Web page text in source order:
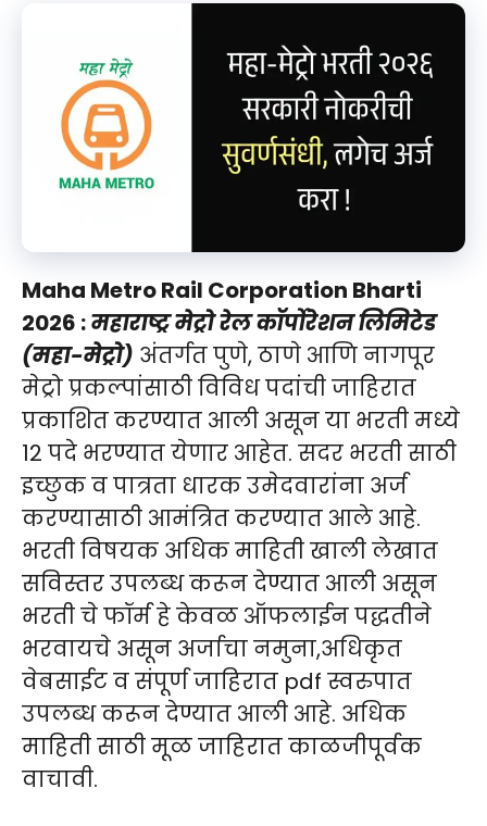
Maha Metro Rail Corporation Bharti
2026 :महाराष्ट्र मेट्रो रेल कॉर्पोरेशन लिमिटेड
(महा-मेट्रो) अंतर्गत पुणे, ठाणे आणि नागपूर
मेट्रो प्रकल्पांसाठी विविध पदांची जाहिरात
प्रकाशित करण्यात आली असून या भरती मध्ये
12 पदे भरण्यात येणार आहेत. सदर भरती साठी
इच्छुक व पात्रता धारक उमेदवारांना अर्ज
करण्यासाठी आमंत्रित करण्यात आले आहे.
भरती विषयक अधिक माहिती खाली लेखात
सविस्तर उपलब्ध करून देण्यात आली असून
भरती चे फॉर्म हे केवळ ऑफलाईन पद्धतीने
भरवायचे असून अर्जाचा नमुना,अधिकृत
वेबसाईट व संपूर्ण जाहिरात pdf स्वरुपात
उपलब्ध करून देण्यात आली आहे. अधिक
माहिती साठी मूळ जाहिरात काळजीपूर्वक
वाचावी.